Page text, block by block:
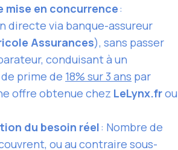
mise en concurrence:
directe via banque-assureur
Assurances), sans passer
conduisant à un
prime de 18% sur 3 ans par
offre obtenue chez LeLynx.frou
du besoin réel: Nombre de
ou au contraire sous-